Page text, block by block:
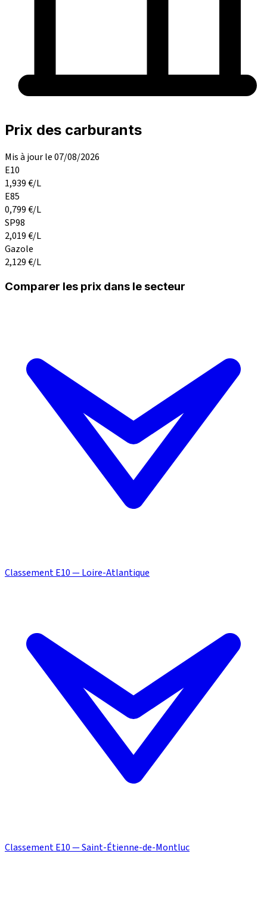
Prix des carburants
Mis à jour le 07/08/2026
E10
1,939€/L
E85
0,799€/L
SP98
2,019€/L
Gazole
2,129€/L
Comparer les prix dans le secteur
Classement E10 — Loire-Atlantique
Classement E10 — Saint-Étienne-de-Montluc